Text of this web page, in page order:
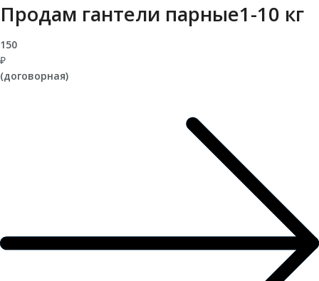
Продам гантели парные1-10 кг
150
₽
(договорная)